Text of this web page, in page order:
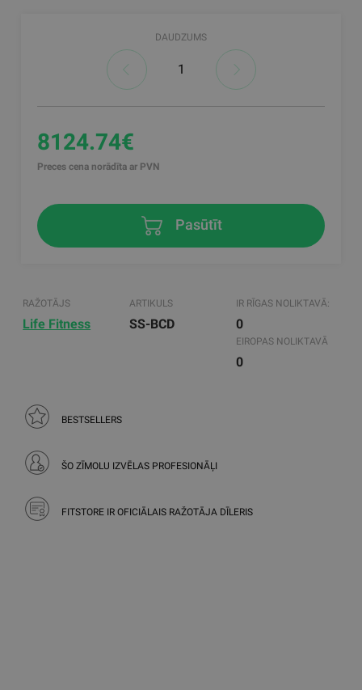
DAUDZUMS
8124.74€
Preces cena norādīta ar PVN
Pasūtīt
RAŽOTĀJS
Life Fitness
ARTIKULS
SS-BCD
IR RĪGAS NOLIKTAVĀ:
0
EIROPAS NOLIKTAVĀ
0
BESTSELLERS
ŠO ZĪMOLU IZVĒLAS PROFESIONĀĻI
FITSTORE IR OFICIĀLAIS RAŽOTĀJA DĪLERIS